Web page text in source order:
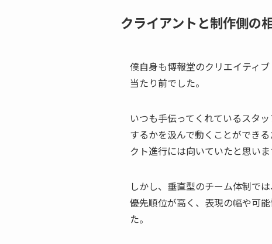
クライアントと制作側の
僕自身も博報堂のクリエイティ
当たり前でした。
いつも手伝ってくれているスタ
するかを汲んで動くことができ
クト進行には向いていたと思いま
しかし、垂直型のチーム体制で
優先順位が高く、表現の幅や可
た。